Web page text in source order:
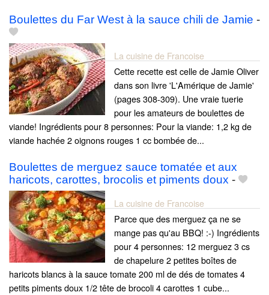
Boulettes du Far West à la sauce chili de Jamie -
La cuisine de Francoise
Cette recette est celle de Jamie Oliver
dans son livre 'L'Amérique de Jamie'
(pages 308-309). Une vraie tuerie
pour les amateurs de boulettes de
viande! Ingrédients pour 8 personnes: Pour la viande: 1,2 kg de
viande hachée 2 oignons rouges 1 cc bombée de...
Boulettes de merguez sauce tomatée et aux
haricots, carottes, brocolis et piments doux -
La cuisine de Francoise
Parce que des merguez ça ne se
mange pas qu'au BBQ! :-) Ingrédients
pour 4 personnes: 12 merguez 3 cs
de chapelure 2 petites boîtes de
haricots blancs à la sauce tomate 200 ml de dés de tomates 4
petits piments doux 1/2 tête de brocoli 4 carottes 1 cube...